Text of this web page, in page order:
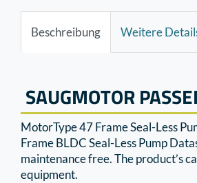
Beschreibung Weitere
SAUGMOTOR
MotorType 47 Frame Seal-Less
Frame BLDC Seal-Less Pump
maintenance free. The product’s
equipment.